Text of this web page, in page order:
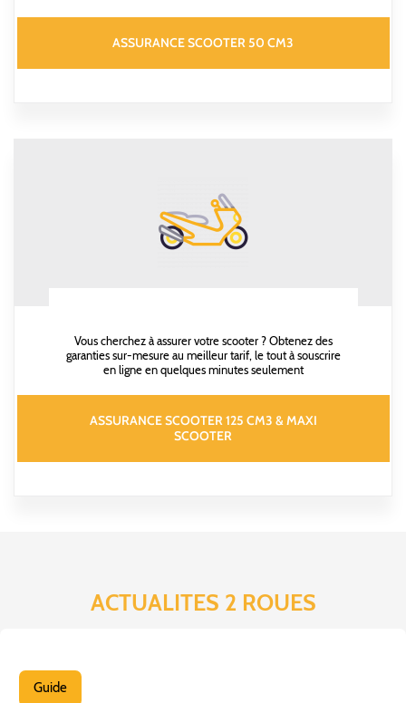
ASSURANCE SCOOTER 50 CM3
Vous cherchez à assurer votre scooter ? Obtenez des
garanties sur-mesure au meilleur tarif, le tout à souscrire
en ligne en quelques minutes seulement
ASSURANCE SCOOTER 125 CM3 & MAXI
SCOOTER
ACTUALITES 2 ROUES
Guide